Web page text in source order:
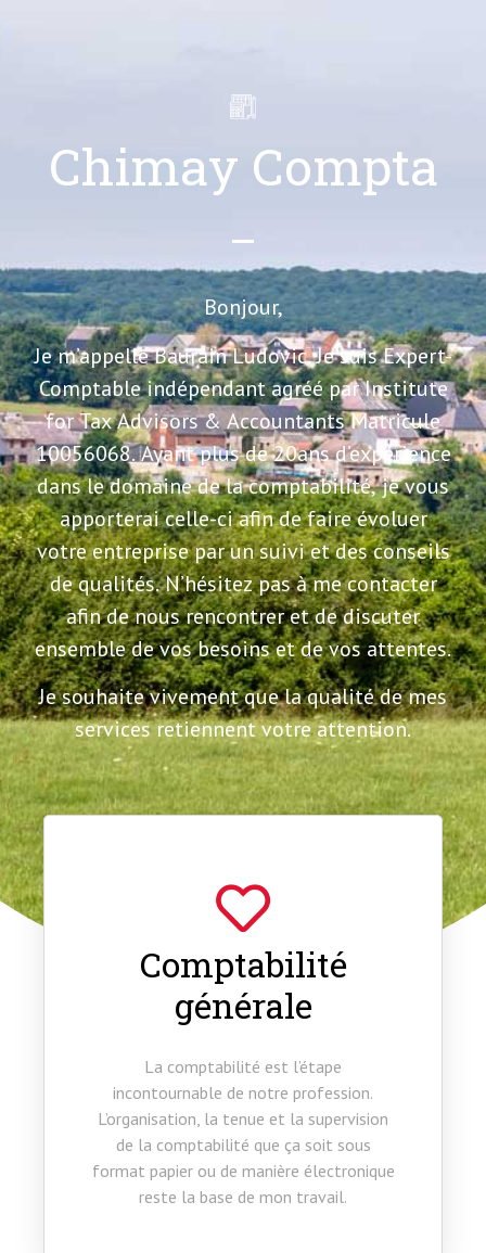
Chimay Compta
Bonjour,
Je m’appelle Baurain Ludovic. Je suis Expert-
Comptable indépendant agréé par Institute
for Tax Advisors & Accountants Matricule
10056068. Ayant plus de 20ans d’expérience
dans le domaine de la comptabilité, je vous
apporterai celle-ci afin de faire évoluer
votre entreprise par un suivi et des conseils
de qualités. N’hésitez pas à me contacter
afin de nous rencontrer et de discuter
ensemble de vos besoins et de vos attentes.
Je souhaite vivement que la qualité de mes
services retiennent votre attention.
Comptabilité
générale
La comptabilité est l’étape
incontournable de notre profession.
L’organisation, la tenue et la supervision
de la comptabilité que ça soit sous
format papier ou de manière électronique
reste la base de mon travail.